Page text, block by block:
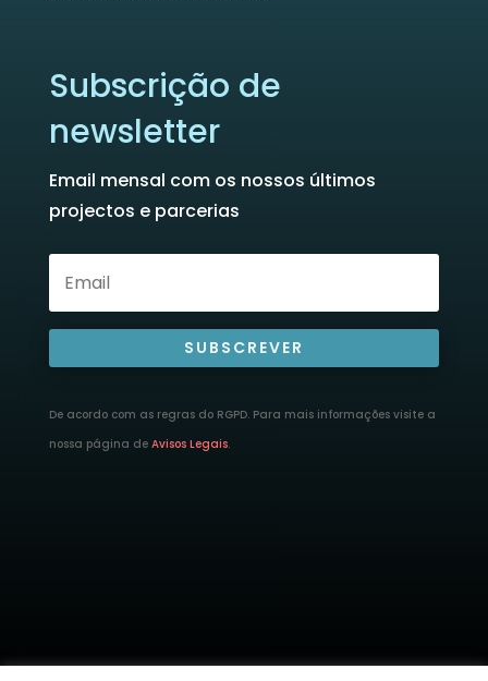
Subscrição de
newsletter
Email mensal com os nossos últimos
projectos e parcerias
SUBSCREVER
De acordo com as regras do RGPD. Para mais informações visite a
nossa página de Avisos Legais.